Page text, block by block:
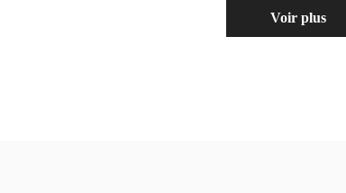
Voir plus